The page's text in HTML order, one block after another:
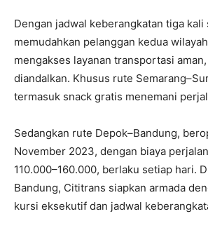
Dengan jadwal keberangkatan tiga
memudahkan pelanggan kedua
mengakses layanan transportasi
diandalkan. Khusus rute
termasuk snack gratis menemani
Sedangkan rute Depok–Bandung,
November 2023, dengan biaya
110.000–160.000, berlaku setiap hari.
Bandung, Cititrans siapkan armada
kursi eksekutif dan jadwal